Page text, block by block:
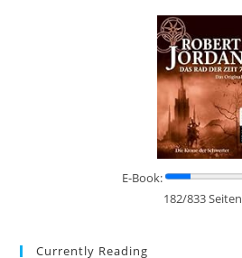
E-Book:
182/833 Seiten
Currently Reading